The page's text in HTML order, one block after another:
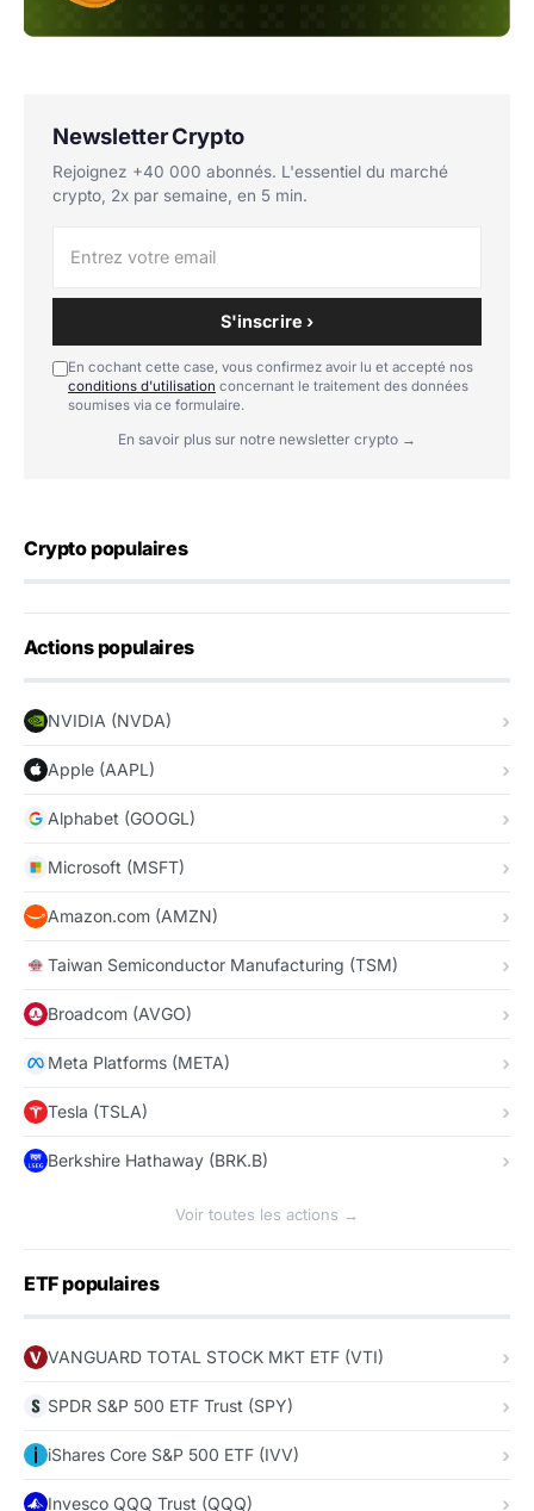
Newsletter Crypto
Rejoignez +40 000 abonnés. L'essentiel du marché
crypto, 2x par semaine, en 5 min.
S'inscrire ›
En cochant cette case, vous confirmez avoir lu et accepté nos
conditions d'utilisation concernant le traitement des données
soumises via ce formulaire.
En savoir plus sur notre newsletter crypto →
Crypto populaires
Actions populaires
NVIDIA (NVDA)
Apple (AAPL)
Alphabet (GOOGL)
Microsoft (MSFT)
Amazon.com (AMZN)
Taiwan Semiconductor Manufacturing (TSM)
Broadcom (AVGO)
Meta Platforms (META)
Tesla (TSLA)
Berkshire Hathaway (BRK.B)
Voir toutes les actions →
ETF populaires
VANGUARD TOTAL STOCK MKT ETF (VTI)
SPDR S&P 500 ETF Trust (SPY)
iShares Core S&P 500 ETF (IVV)
Invesco QQQ Trust (QQQ)